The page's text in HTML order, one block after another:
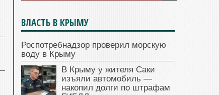
ВЛАСТЬ В КРЫМУ
Роспотребнадзор проверил морскую
воду в Крыму
В Крыму у жителя Саки
изъяли автомобиль —
накопил долги по штрафам